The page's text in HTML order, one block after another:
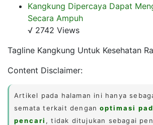
Kangkung Dipercaya Dapat
Secara Ampuh
√ 2742 Views
Tagline Kangkung Untuk Kesehatan
Content Disclaimer:
Artikel pada halaman ini hanya
semata terkait denganoptimasi
pencari , tidak ditujukan sebagai